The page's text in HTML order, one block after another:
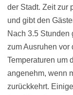
der Stadt. Zeit zur
und gibt den
Nach 3.5 Stunden
zum Ausruhen vor
Temperaturen um
angenehm, wenn
zurückkehrt.